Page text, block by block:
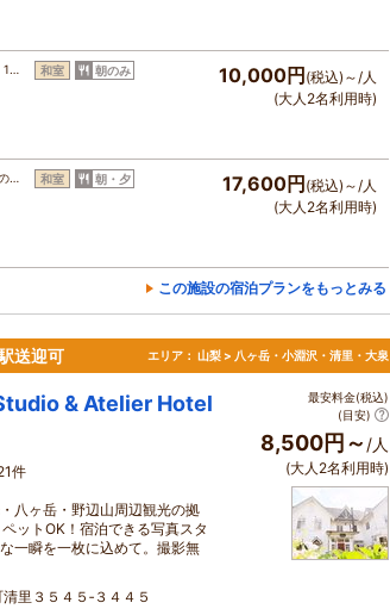
和室 朝のみ 10,000円(税込)～/人
(大人2名利用時)
… 和室 朝・夕 17,600円(税込)～/人
(大人2名利用時)
この施設の宿泊プランをもっとみる
送迎可 エリア： 山梨 > 八ヶ岳・小淵沢・清里・大泉
& Atelier Hotel
件
八ヶ岳・野辺山周辺観光の拠
ットOK！宿泊できる写真スタ
一瞬を一枚に込めて。撮影無
里３５４５‐３４４５
最安料金(税込)
(目安)
8,500円～ /人
(大人2名利用時)